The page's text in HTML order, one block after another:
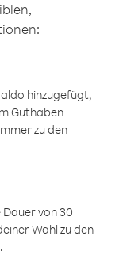
hinzugefügt,
Guthaben
zu den
von 30
Wahl zu den